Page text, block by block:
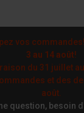
vos
3 au 14 août!
du 31 juillet
et des
août.
question, besoin